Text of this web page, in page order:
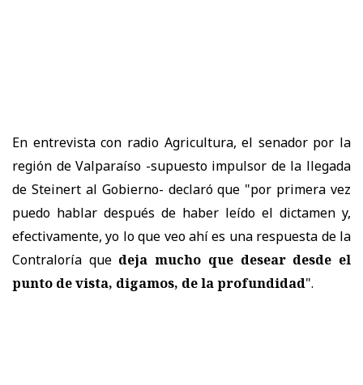
En entrevista con radio Agricultura, el senador por la
región de Valparaíso -supuesto impulsor de la llegada
de Steinert al Gobierno- declaró que "por primera vez
puedo hablar después de haber leído el dictamen y,
efectivamente, yo lo que veo ahí es una respuesta de la
Contraloría que deja mucho que desear desde el
punto de vista, digamos, de la profundidad".